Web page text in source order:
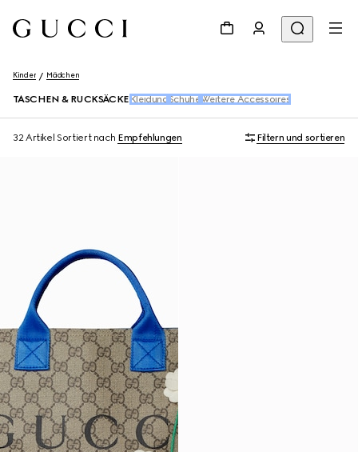
Kinder Mädchen
TASCHEN & RUCKSÄCKE Kleidung Schuhe Weitere Accessoires
32 Artikel Sortiert nach Empfehlungen Filtern und sortieren